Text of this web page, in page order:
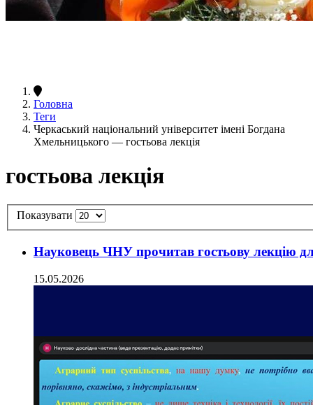
Головна
Теги
Черкаський національний університет імені Богдана
Хмельницького — гостьова лекція
гостьова лекція
Показувати
Науковець ЧНУ прочитав гостьову лекцію
15.05.2026